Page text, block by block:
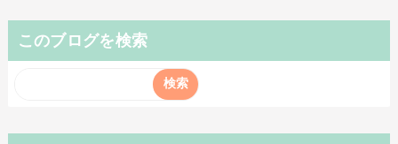
このブログを検索